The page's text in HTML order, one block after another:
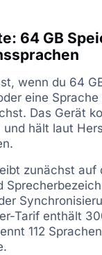
64 GB
wenn du 64
eine
Das Gerät
hält laut
zunächst auf
Tarif enthält
112